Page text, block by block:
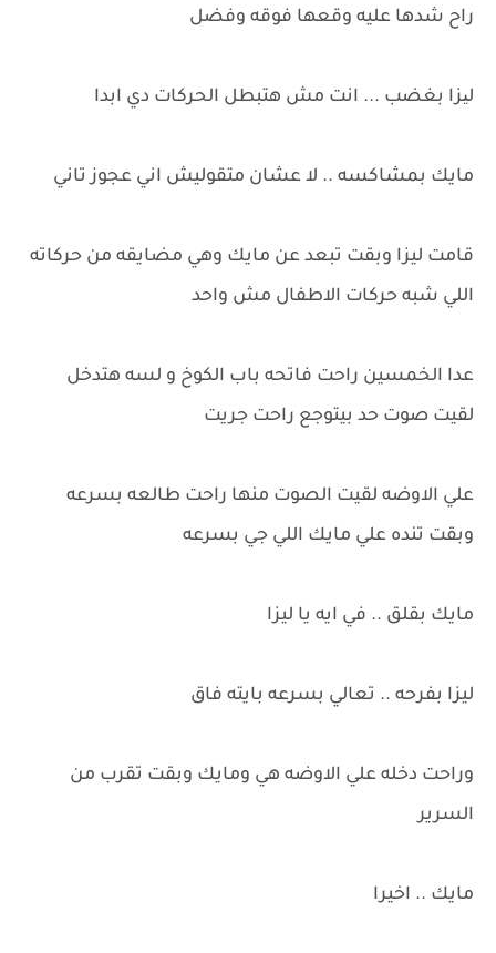
راح شدها عليه وقعها فوقه وفضل
لیزا بغضب ... انت مش هتبطل الحركات دي ابدا
مايك بمشاكسه .. لا عشان متقوليش اني عجوز تاني
قامت ليزا وبقت تبعد عن مايك وهي مضايقه من حركاته
اللي شبه حركات الاطفال مش واحد
عدا الخمسين راحت فاتحه باب الكوخ و لسه هتدخل
لقيت صوت حد بيتوجع راحت جريت
علي الاوضه لقيت الصوت منها راحت طالعه بسرعه
وبقت تنده علي مايك اللي جي بسرعه
مايك بقلق .. في ايه يا ليزا
ليزا بفرحه .. تعالي بسرعه بايته فاق
وراحت دخله علي الاوضه هي ومايك وبقت تقرب من
السرير
مايك .. اخيرا